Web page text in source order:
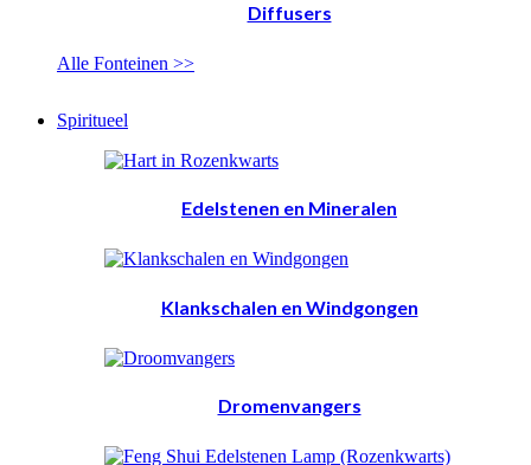
Diffusers
Alle Fonteinen >>
Spiritueel
Edelstenen en Mineralen
Klankschalen en Windgongen
Dromenvangers